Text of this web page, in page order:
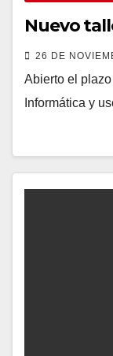
Nuevo
26 DE
Abierto el
Informática y